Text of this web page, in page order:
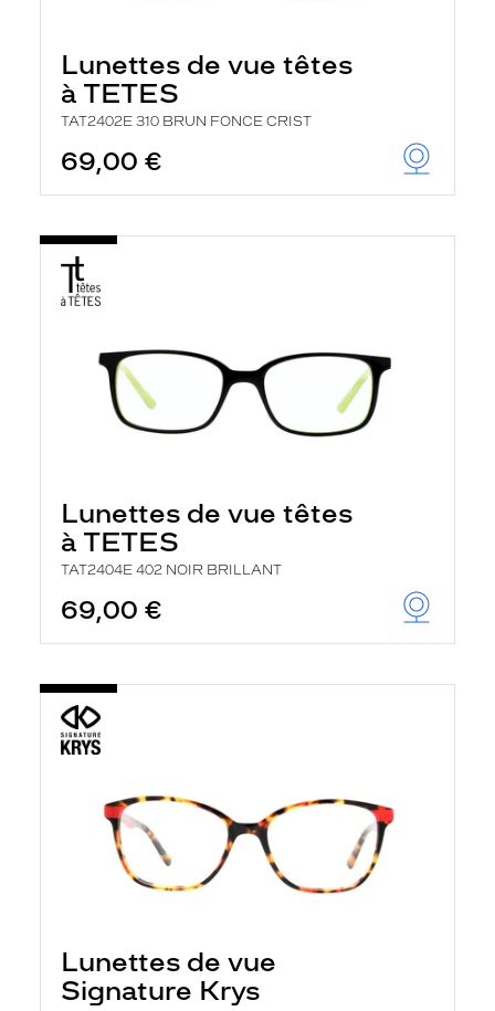
Lunettes de vue têtes
à TETES
TAT2402E 310 BRUN FONCE CRIST
69,00 €
Lunettes de vue têtes
à TETES
TAT2404E 402 NOIR BRILLANT
69,00 €
Lunettes de vue
Signature Krys